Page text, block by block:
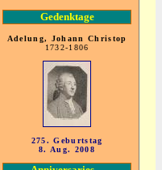
Gedenktage
Adelung, Johann Christop
1732-1806
275. Geburtstag
8. Aug. 2008